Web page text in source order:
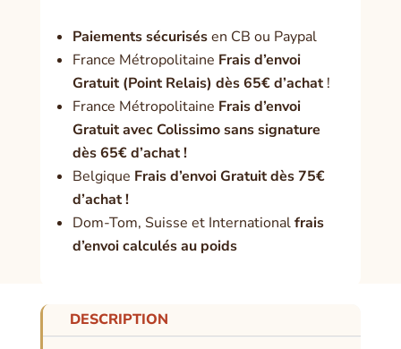
Paiements sécurisésen CB ou Paypal
France Métropolitaine Frais d’envoi
Gratuit (Point Relais) dès 65€ d’achat!
France Métropolitaine Frais d’envoi
Gratuit avec Colissimo sans signature
dès 65€ d’achat !
Belgique Frais d’envoi Gratuit dès 75€
d’achat !
Dom-Tom, Suisse et Internationalfrais
d’envoi calculés au poids
DESCRIPTION